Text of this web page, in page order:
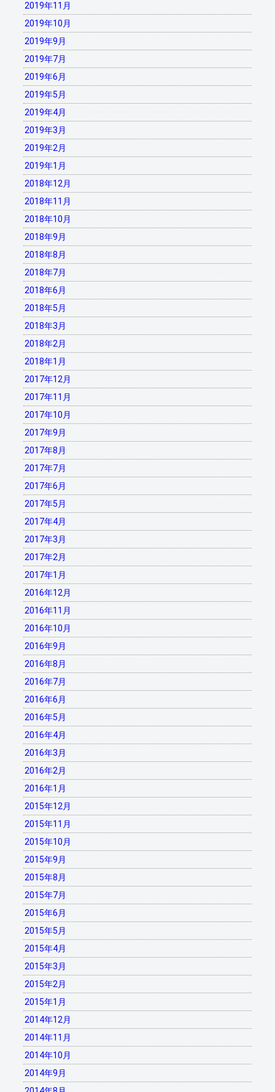
2019年11月
2019年10月
2019年9月
2019年7月
2019年6月
2019年5月
2019年4月
2019年3月
2019年2月
2019年1月
2018年12月
2018年11月
2018年10月
2018年9月
2018年8月
2018年7月
2018年6月
2018年5月
2018年3月
2018年2月
2018年1月
2017年12月
2017年11月
2017年10月
2017年9月
2017年8月
2017年7月
2017年6月
2017年5月
2017年4月
2017年3月
2017年2月
2017年1月
2016年12月
2016年11月
2016年10月
2016年9月
2016年8月
2016年7月
2016年6月
2016年5月
2016年4月
2016年3月
2016年2月
2016年1月
2015年12月
2015年11月
2015年10月
2015年9月
2015年8月
2015年7月
2015年6月
2015年5月
2015年4月
2015年3月
2015年2月
2015年1月
2014年12月
2014年11月
2014年10月
2014年9月